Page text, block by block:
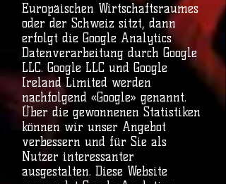
Europäischen Wirtschaftsraumes
oder der Schweiz sitzt, dann
erfolgt die Google Analytics
Datenverarbeitung durch Google
LLC. Google LLC und Google
Ireland Limited werden
nachfolgend «Google» genannt.
Über die gewonnenen Statistiken
können wir unser Angebot
verbessern und für Sie als
Nutzer interessanter
ausgestalten. Diese Website